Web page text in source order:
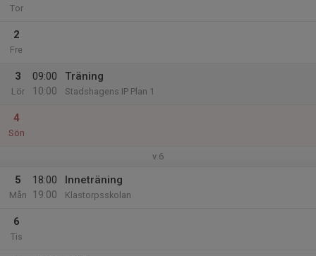
Tor
2
Fre
3
Lör
09:00
10:00
Träning
Stadshagens IP Plan 1
4
Sön
v.6
5
Mån
18:00
19:00
Inneträning
Klastorpsskolan
6
Tis